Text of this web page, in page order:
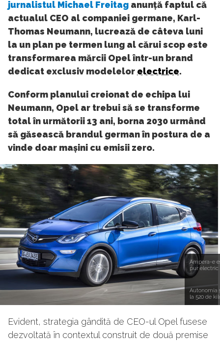
jurnalistul Michael Freitag anunță faptul că
actualul CEO al companiei germane, Karl-
Thomas Neumann, lucrează de câteva luni
la un plan pe termen lung al cărui scop este
transformarea mărcii Opel într-un brand
dedicat exclusiv modelelor electrice.
Conform planului creionat de echipa lui
Neumann, Opel ar trebui să se transforme
total în următorii 13 ani, borna 2030 urmând
să găsească brandul german în postura de a
vinde doar mașini cu emisii zero.
Ampera-e
pur electric
Autonomia
la 520 de
Evident, strategia gândită de CEO-ul Opel fusese
dezvoltată în contextul construit de două premise